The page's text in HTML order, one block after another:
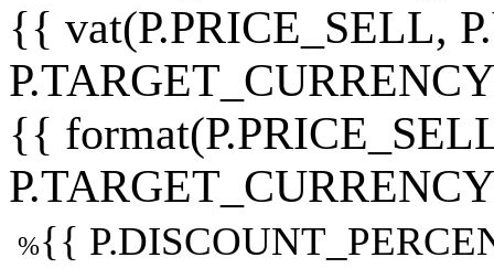
{{ vat(P.PRICE_SELL,
{{
%{{